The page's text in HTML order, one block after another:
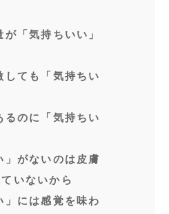
「気持ちいい」
しても「気持ちい
るのに「気持ちい
」がないのは皮膚
いないから
」には感覚を味わ